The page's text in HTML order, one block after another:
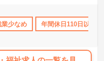
から7時間程度とかなり少なめ
ントを超えているため急な勤
ます。eラーニングも導入され
業少なめ 年間休日110日以上